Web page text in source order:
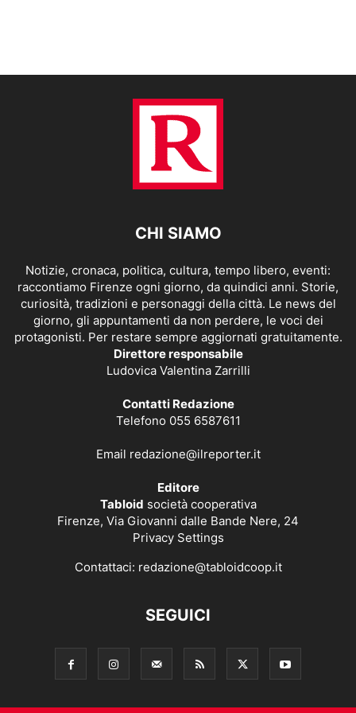
CHI SIAMO
Notizie, cronaca, politica, cultura, tempo libero, eventi:
raccontiamo Firenze ogni giorno, da quindici anni. Storie,
curiosità, tradizioni e personaggi della città. Le news del
giorno, gli appuntamenti da non perdere, le voci dei
protagonisti. Per restare sempre aggiornati gratuitamente.
Direttore responsabile
Ludovica Valentina Zarrilli
Contatti Redazione
Telefono 055 6587611
Email redazione@ilreporter.it
Editore
Tabloid società cooperativa
Firenze, Via Giovanni dalle Bande Nere, 24
Privacy Settings
Contattaci: redazione@tabloidcoop.it
SEGUICI